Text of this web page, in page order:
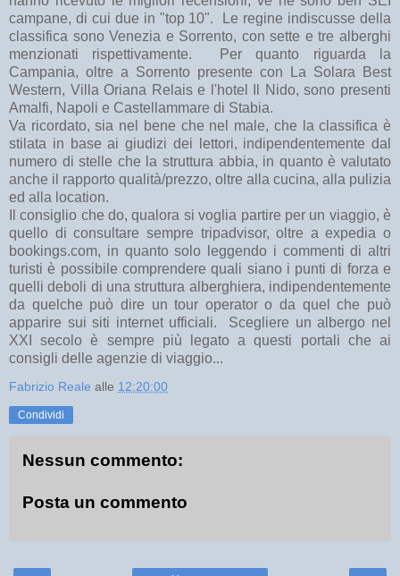
campane, di cui due in "top 10". Le regine indiscusse della
classifica sono Venezia e Sorrento, con sette e tre alberghi
menzionati rispettivamente. Per quanto riguarda la
Campania, oltre a Sorrento presente con La Solara Best
Western, Villa Oriana Relais e l'hotel Il Nido, sono presenti
Amalfi, Napoli e Castellammare di Stabia.
Va ricordato, sia nel bene che nel male, che la classifica è
stilata in base ai giudizi dei lettori, indipendentemente dal
numero di stelle che la struttura abbia, in quanto è valutato
anche il rapporto qualità/prezzo, oltre alla cucina, alla pulizia
ed alla location.
Il consiglio che do, qualora si voglia partire per un viaggio, è
quello di consultare sempre tripadvisor, oltre a expedia o
bookings.com, in quanto solo leggendo i commenti di altri
turisti è possibile comprendere quali siano i punti di forza e
quelli deboli di una struttura alberghiera, indipendentemente
da quelche può dire un tour operator o da quel che può
apparire sui siti internet ufficiali. Scegliere un albergo nel
XXI secolo è sempre più legato a questi portali che ai
consigli delle agenzie di viaggio...
Fabrizio Reale alle 12:20:00
Condividi
Nessun commento:
Posta un commento